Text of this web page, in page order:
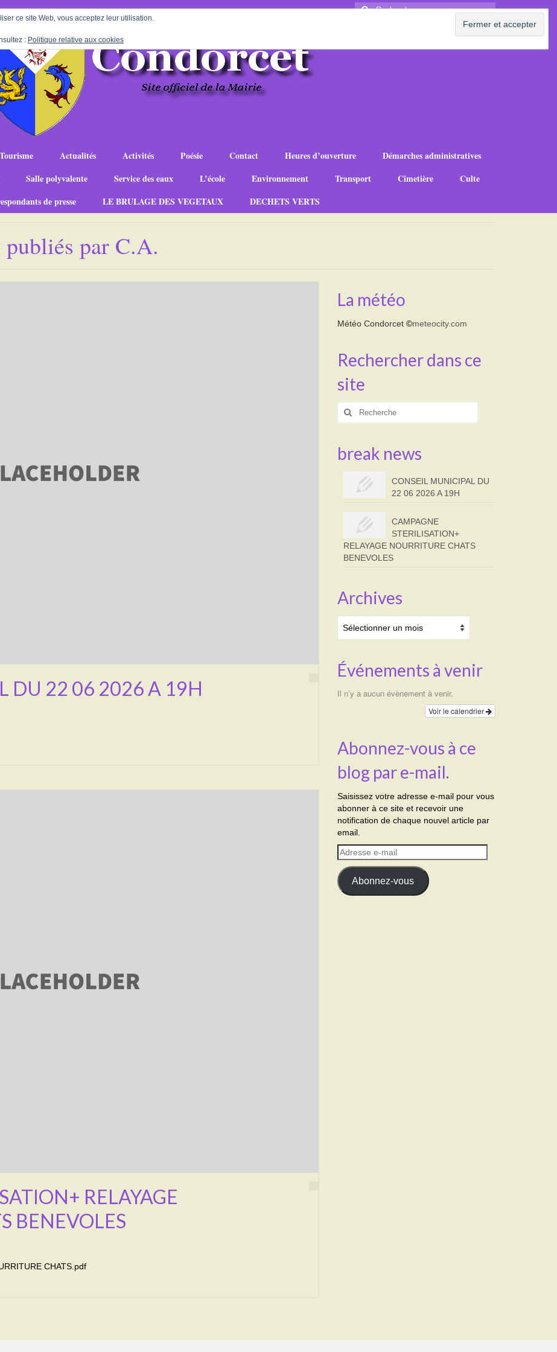
Rechercher
Tourisme Actualités Activités Poésie Contact Heures d’ouverture
Démarches administratives
Salle polyvalente Service des eaux L’école Environnement Transport Cimetière
Culte
de presse
LE BRULAGE DES VEGETAUX DECHETS VERTS
par C.A.
DU 22 06 2026 A 19H
RELAYAGE
BENEVOLES
CHATS.pdf
La météo
Météo Condorcet©meteocity.com
Rechercher dans ce
site
Rechercher
break news
CONSEIL MUNICIPAL DU
22 06 2026 A 19H
CAMPAGNE
STERILISATION+
RELAYAGE NOURRITURE CHATS
BENEVOLES
Archives
Événements à venir
Il n’y a aucun évènement à venir.
Voir le calendrier
Abonnez-vous à ce
blog par e-mail.
Saisissez votre adresse e-mail pour vous
abonner à ce site et recevoir une
notification de chaque nouvel article par
email.
Adresse
e-
mail
Abonnez-vous
ce site Web, vous acceptez leur utilisation.
: Politique relative aux cookies